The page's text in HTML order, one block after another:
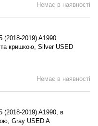
Немає в наявності
(2018-2019) A1990
кришкою, Silver USED
Немає в наявності
(2018-2019) A1990, в
Gray USED A